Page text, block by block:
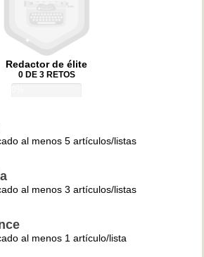
Redactor de élite
0 DE 3 RETOS
al menos 5 artículos/listas
al menos 3 artículos/listas
al menos 1 artículo/lista